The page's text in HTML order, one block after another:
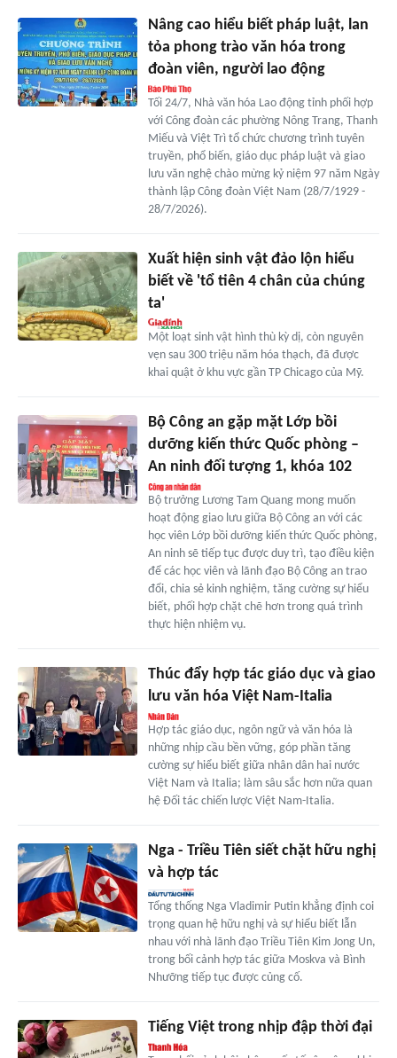
Nâng cao hiểu biết pháp luật, lan
tỏa phong trào văn hóa trong
đoàn viên, người lao động
Tối 24/7, Nhà văn hóa Lao động tỉnh phối hợp
với Công đoàn các phường Nông Trang, Thanh
Miếu và Việt Trì tổ chức chương trình tuyên
truyền, phổ biến, giáo dục pháp luật và giao
lưu văn nghệ chào mừng kỷ niệm 97 năm Ngày
thành lập Công đoàn Việt Nam (28/7/1929 -
28/7/2026).
Xuất hiện sinh vật đảo lộn hiểu
biết về 'tổ tiên 4 chân của chúng
ta'
Một loạt sinh vật hình thù kỳ dị, còn nguyên
vẹn sau 300 triệu năm hóa thạch, đã được
khai quật ở khu vực gần TP Chicago của Mỹ.
Bộ Công an gặp mặt Lớp bồi
dưỡng kiến thức Quốc phòng –
An ninh đối tượng 1, khóa 102
Bộ trưởng Lương Tam Quang mong muốn
hoạt động giao lưu giữa Bộ Công an với các
học viên Lớp bồi dưỡng kiến thức Quốc phòng,
An ninh sẽ tiếp tục được duy trì, tạo điều kiện
để các học viên và lãnh đạo Bộ Công an trao
đổi, chia sẻ kinh nghiệm, tăng cường sự hiểu
biết, phối hợp chặt chẽ hơn trong quá trình
thực hiện nhiệm vụ.
Thúc đẩy hợp tác giáo dục và giao
lưu văn hóa Việt Nam-Italia
Hợp tác giáo dục, ngôn ngữ và văn hóa là
những nhịp cầu bền vững, góp phần tăng
cường sự hiểu biết giữa nhân dân hai nước
Việt Nam và Italia; làm sâu sắc hơn nữa quan
hệ Đối tác chiến lược Việt Nam-Italia.
Nga - Triều Tiên siết chặt hữu nghị
và hợp tác
Tổng thống Nga Vladimir Putin khẳng định coi
trọng quan hệ hữu nghị và sự hiểu biết lẫn
nhau với nhà lãnh đạo Triều Tiên Kim Jong Un,
trong bối cảnh hợp tác giữa Moskva và Bình
Nhưỡng tiếp tục được củng cố.
Tiếng Việt trong nhịp đập thời đại